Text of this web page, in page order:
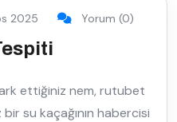
2025 Yorum (0)
ettiğiniz nem, rutubet
su kaçağının habercisi